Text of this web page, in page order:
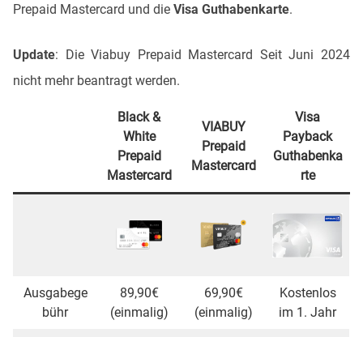
Prepaid Mastercard und die Visa Guthabenkarte.
Update: Die Viabuy Prepaid Mastercard Seit Juni 2024
nicht mehr beantragt werden.
Black &
White
Prepaid
Mastercard
VIABUY
Prepaid
Mastercard
Visa
Payback
Guthabenka
rte
Ausgabege
bühr
89,90€
(einmalig)
69,90€
(einmalig)
Kostenlos
im 1. Jahr